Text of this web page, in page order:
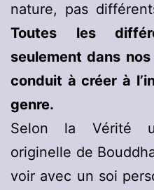
nature, pas
Toutes les
seulement dans
conduit à créer à
genre.
Selon la Vérité
originelle de
voir avec un soi